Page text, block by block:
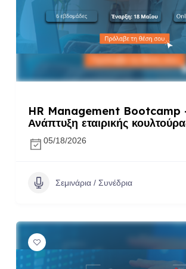
HR Management Bootcamp
Ανάπτυξη εταιρικής
05/18/2026
Σεμινάρια / Συνέδρια